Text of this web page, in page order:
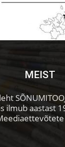
MEIST
ilmub aastast